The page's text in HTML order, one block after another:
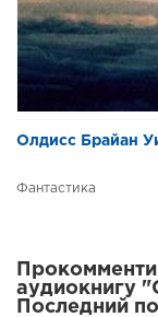
Олдисс Брайан
Фантастика
аудиокнигу
Последний